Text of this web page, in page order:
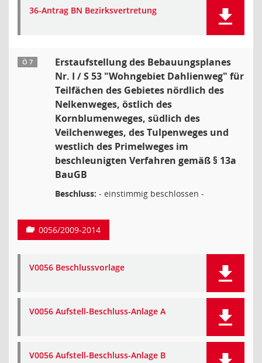
36-Antrag BN Bezirksvertretung
Ö 7
Erstaufstellung des Bebauungsplanes
Nr. I / S 53 "Wohngebiet Dahlienweg" für
Teilfächen des Gebietes nördlich des
Nelkenweges, östlich des
Kornblumenweges, südlich des
Veilchenweges, des Tulpenweges und
westlich des Primelweges im
beschleunigten Verfahren gemäß § 13a
BauGB
Beschluss: - einstimmig beschlossen -
0056/2009-2014
V0056 Beschlussvorlage
V0056 Aufstell-Beschluss-Anlage A
V0056 Aufstell-Beschluss-Anlage B